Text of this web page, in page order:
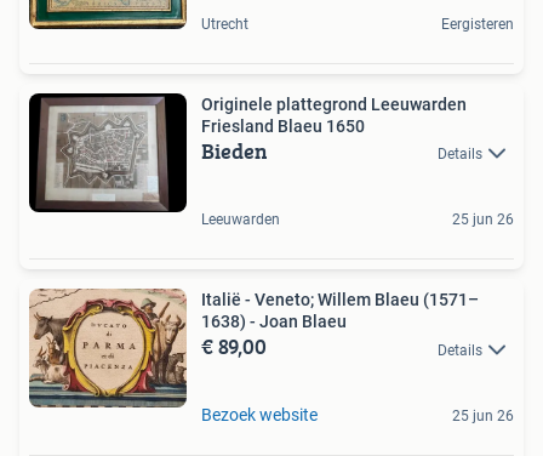
Utrecht Eergisteren
Originele plattegrond Leeuwarden
Friesland Blaeu 1650
Bieden Details
Leeuwarden 25 jun 26
Italië - Veneto; Willem Blaeu (1571–
1638) - Joan Blaeu
€ 89,00 Details
Bezoek website 25 jun 26